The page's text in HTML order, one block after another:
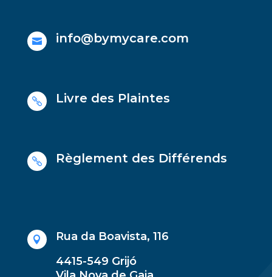
 info@bymycare.com
 Livre des Plaintes
 Règlement des Différends

Rua da Boavista, 116
4415-549 Grijó